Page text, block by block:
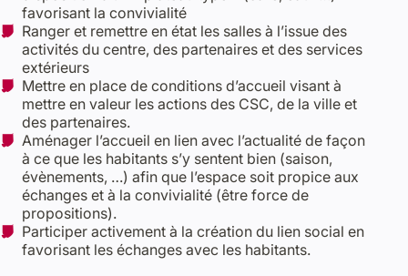
favorisant la convivialité
Ranger et remettre en état les salles à l’issue des
activités du centre, des partenaires et des services
extérieurs
Mettre en place de conditions d’accueil visant à
mettre en valeur les actions des CSC, de la ville et
des partenaires.
Aménager l’accueil en lien avec l’actualité de façon
à ce que les habitants s’y sentent bien (saison,
évènements, …) afin que l’espace soit propice aux
échanges et à la convivialité (être force de
propositions).
Participer activement à la création du lien social en
favorisant les échanges avec les habitants.